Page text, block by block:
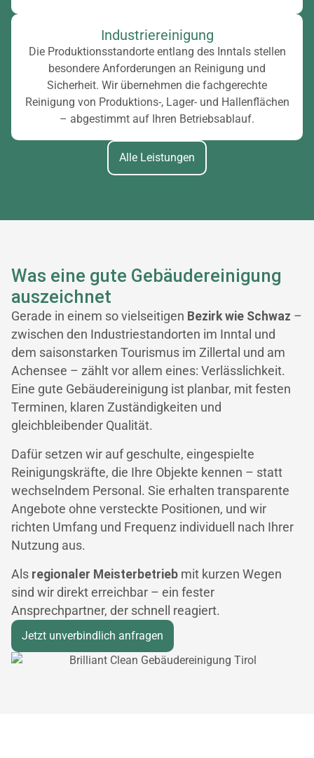
Industriereinigung
Die Produktionsstandorte entlang des Inntals stellen
besondere Anforderungen an Reinigung und
Sicherheit. Wir übernehmen die fachgerechte
Reinigung von Produktions-, Lager- und Hallenflächen
– abgestimmt auf Ihren Betriebsablauf.
Alle Leistungen
Was eine gute Gebäudereinigung
auszeichnet
Gerade in einem so vielseitigen Bezirk wie Schwaz –
zwischen den Industriestandorten im Inntal und
dem saisonstarken Tourismus im Zillertal und am
Achensee – zählt vor allem eines: Verlässlichkeit.
Eine gute Gebäudereinigung ist planbar, mit festen
Terminen, klaren Zuständigkeiten und
gleichbleibender Qualität.
Dafür setzen wir auf geschulte, eingespielte
Reinigungskräfte, die Ihre Objekte kennen – statt
wechselndem Personal. Sie erhalten transparente
Angebote ohne versteckte Positionen, und wir
richten Umfang und Frequenz individuell nach Ihrer
Nutzung aus.
Als regionaler Meisterbetrieb mit kurzen Wegen
sind wir direkt erreichbar – ein fester
Ansprechpartner, der schnell reagiert.
Jetzt unverbindlich anfragen